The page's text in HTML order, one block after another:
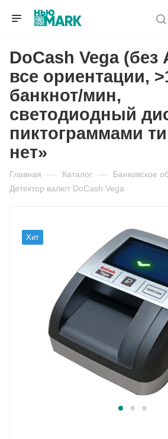
DoCash Vega (без
все ориентации,
банкнот/мин,
светодиодный
пиктограммами
нет»
Главная — Каталог — Банковское
Детектор валют DoCash Vega
Хит